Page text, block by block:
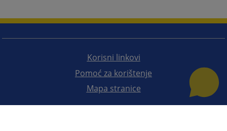
Korisni linkovi
Pomoć za korištenje
Mapa stranice